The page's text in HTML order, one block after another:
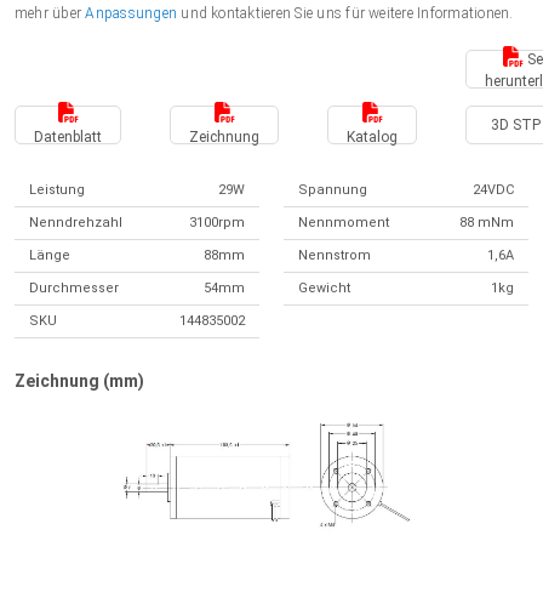
Svenska (SEK)
mehr überAnpassungen und kontaktieren Sie uns für weitere Informationen.
Datenblatt Zeichnung Katalog
3D STP
Leistung 29W Spannung 24VDC
Nenndrehzahl 3100rpm Nennmoment 88 mNm
Länge 88mm Nennstrom 1,6A
Durchmesser 54mm Gewicht 1kg
SKU 144835002
Zeichnung (mm)